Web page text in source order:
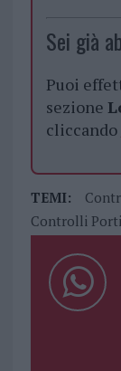
Sei già
Puoi
sezione
cliccando
TEMI:
Controlli